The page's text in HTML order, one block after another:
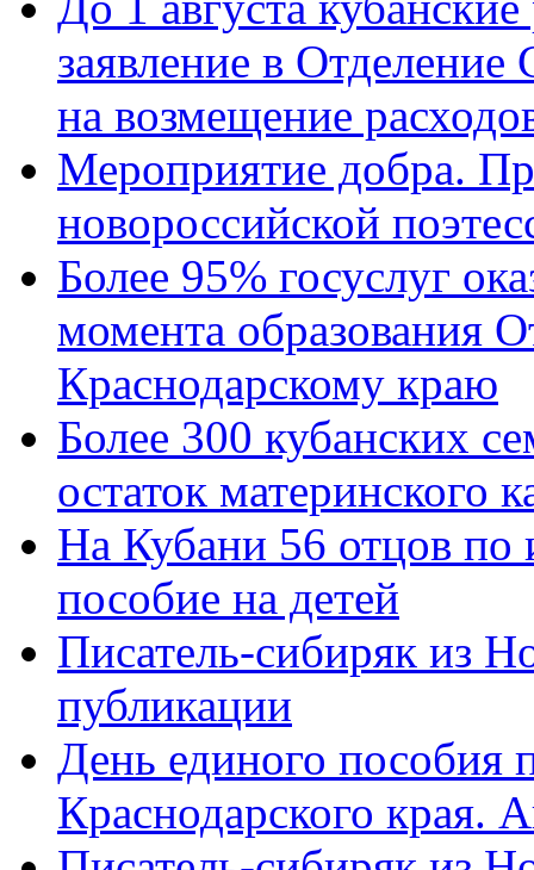
заявление в
на возмещение
Мероприятие добра.
новороссийской
Более 95% госуслуг
момента образования
Краснодарскому краю
Более 300 кубанских
остаток материнского
На Кубани 56 отцов по
пособие на детей
Писатель-сибиряк из
публикации
День единого пособия
Краснодарского края.